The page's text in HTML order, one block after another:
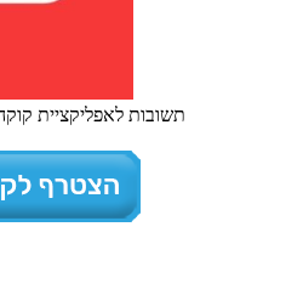
תשובות לאפליקציית